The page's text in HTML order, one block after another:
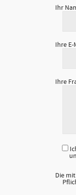
Ihr
Ihre E-
Ihre
Die